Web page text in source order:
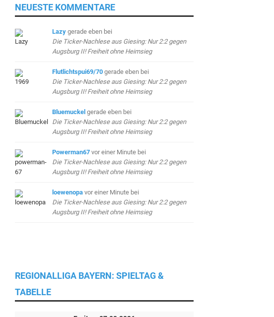
NEUESTE KOMMENTARE
Lazy gerade ebenbei
Die Ticker-Nachlese aus Giesing: Nur 2:2 gegen
Augsburg II! Freiheit ohne Heimsieg
Flutlichtspui69/70 gerade ebenbei
Die Ticker-Nachlese aus Giesing: Nur 2:2 gegen
Augsburg II! Freiheit ohne Heimsieg
Bluemuckel gerade ebenbei
Die Ticker-Nachlese aus Giesing: Nur 2:2 gegen
Augsburg II! Freiheit ohne Heimsieg
Powerman67 vor einer Minutebei
Die Ticker-Nachlese aus Giesing: Nur 2:2 gegen
Augsburg II! Freiheit ohne Heimsieg
loewenopa vor einer Minutebei
Die Ticker-Nachlese aus Giesing: Nur 2:2 gegen
Augsburg II! Freiheit ohne Heimsieg
REGIONALLIGA BAYERN: SPIELTAG &
TABELLE